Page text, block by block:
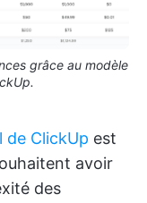
grâce au modèle
de ClickUp est
avoir
des